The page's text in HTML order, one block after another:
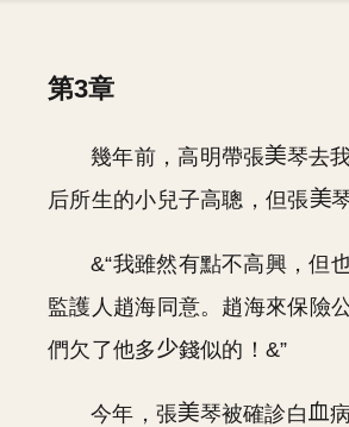
第3章
幾年前，高明帶張 琴去
后所生的小兒子高聰，但張
&“我雖然有點不高興，但
監護人趙海同意。趙海來保險
們欠了他多
錢似的！&”
今年，張 琴被確診白